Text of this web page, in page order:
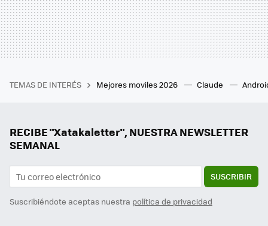
TEMAS DE INTERÉS Mejores moviles 2026 Claude
RECIBE "Xatakaletter", NUESTRA NEWSLETTER
SEMANAL
SUSCRIBIR
Suscribiéndote aceptas nuestra política de privacidad